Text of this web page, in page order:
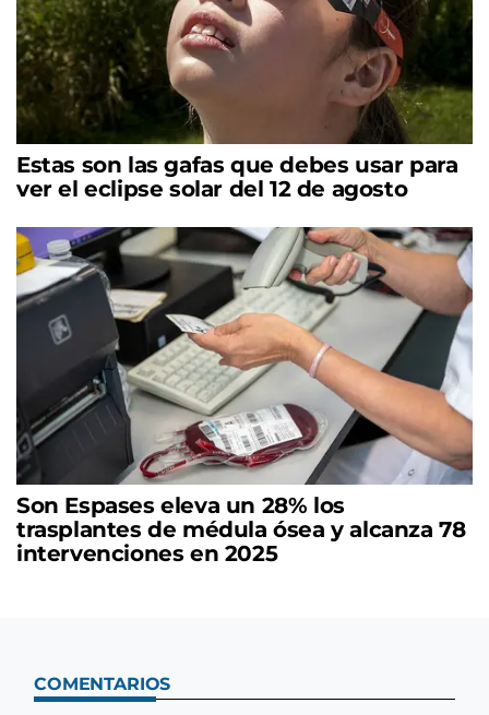
Estas son las gafas que debes usar para
ver el eclipse solar del 12 de agosto
Son Espases eleva un 28% los
trasplantes de médula ósea y alcanza 78
intervenciones en 2025
COMENTARIOS